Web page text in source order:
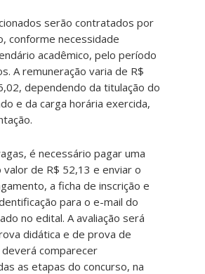
serão contratados por
conforme necessidade
acadêmico, pelo período
A remuneração varia de R$
dependendo da titulação do
e da carga horária exercida,
é necessário pagar uma
valor de R$ 52,13 e enviar o
a ficha de inscrição e
para o e-mail do
no edital. A avaliação será
didática e de prova de
comparecer
as etapas do concurso, na